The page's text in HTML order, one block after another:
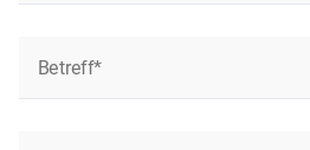
Betreff*